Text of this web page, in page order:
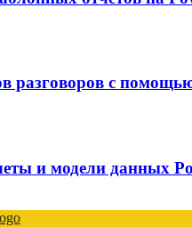
разговоров с
и модели данных